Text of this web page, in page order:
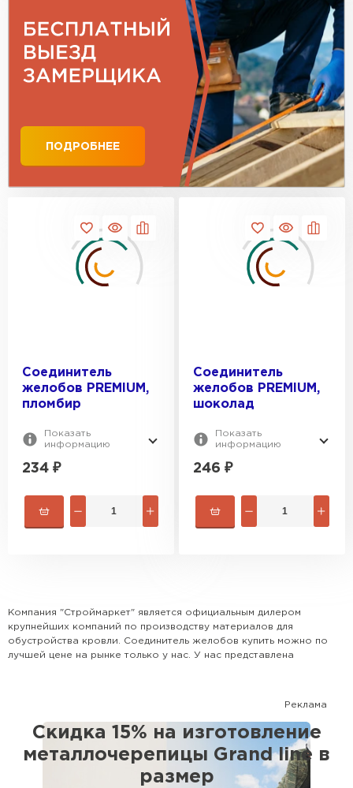
ПОДРОБНЕЕ
Соединитель
желобов PREMIUM,
пломбир
Показать
информацию
234 ₽
Соединитель
желобов PREMIUM,
шоколад
Показать
информацию
246 ₽
Компания "Строймаркет" является официальным дилером
крупнейших компаний по производству материалов для
обустройства кровли. Соединитель желобов купить можно по
лучшей цене на рынке только у нас. У нас представлена
частными лицами.
Реклама
Скидка 15% на изготовление
металлочерепицы Grand line в
размер
Профилированный лист
ПЕРЕЙТИ